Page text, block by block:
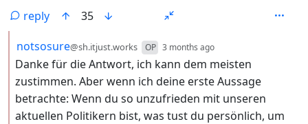
reply
35
by
notsosure@sh.itjust.works OP 3 months ago
Danke für die Antwort, ich kann dem meisten
zustimmen. Aber wenn ich deine erste Aussage
betrachte: Wenn du so unzufrieden mit unseren
aktuellen Politikern bist, was tust du persönlich, um